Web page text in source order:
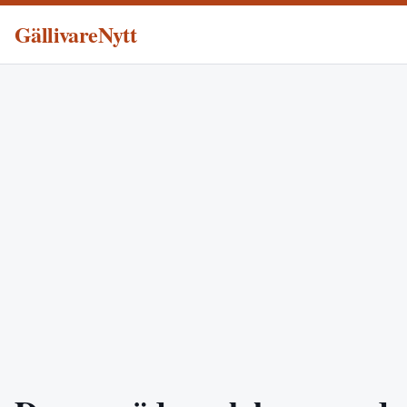
GällivareNytt